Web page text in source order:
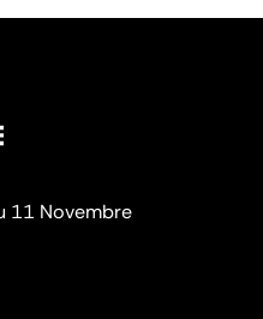
11 Novembre